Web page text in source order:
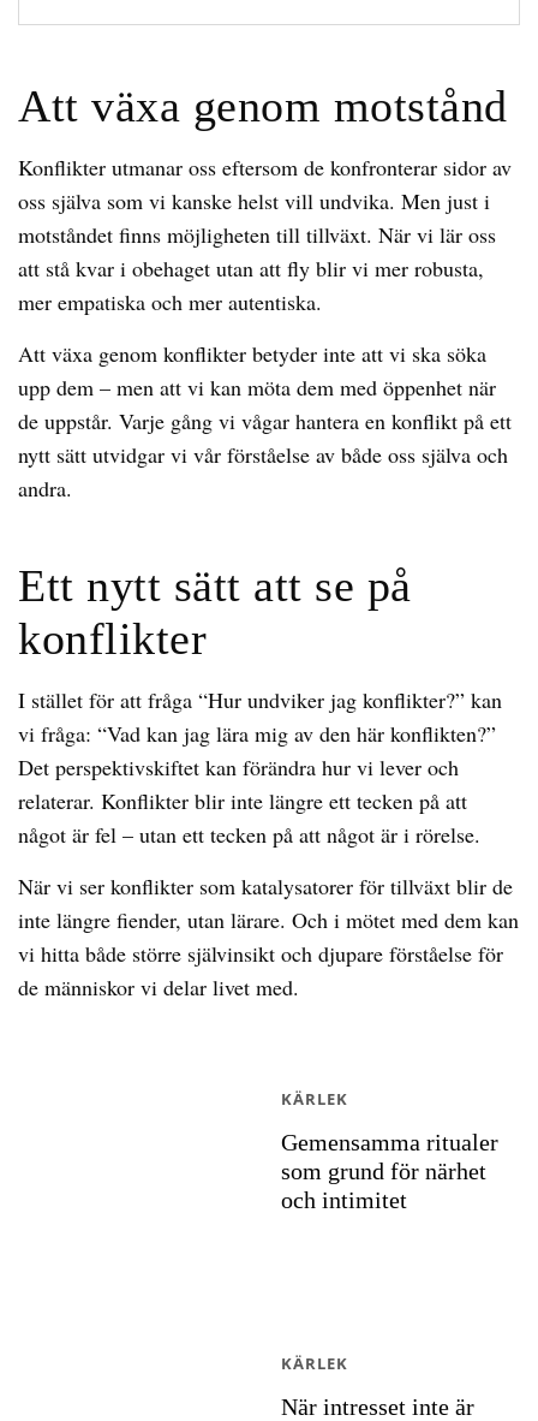
Att växa genom motstånd
Konflikter utmanar oss eftersom de konfronterar sidor av
oss själva som vi kanske helst vill undvika. Men just i
motståndet finns möjligheten till tillväxt. När vi lär oss
att stå kvar i obehaget utan att fly blir vi mer robusta,
mer empatiska och mer autentiska.
Att växa genom konflikter betyder inte att vi ska söka
upp dem – men att vi kan möta dem med öppenhet när
de uppstår. Varje gång vi vågar hantera en konflikt på ett
nytt sätt utvidgar vi vår förståelse av både oss själva och
andra.
Ett nytt sätt att se på
konflikter
I stället för att fråga “Hur undviker jag konflikter?” kan
vi fråga: “Vad kan jag lära mig av den här konflikten?”
Det perspektivskiftet kan förändra hur vi lever och
relaterar. Konflikter blir inte längre ett tecken på att
något är fel – utan ett tecken på att något är i rörelse.
När vi ser konflikter som katalysatorer för tillväxt blir de
inte längre fiender, utan lärare. Och i mötet med dem kan
vi hitta både större självinsikt och djupare förståelse för
de människor vi delar livet med.
Gemensamma ritualer
som grund för närhet
och intimitet
KÄRLEK
När intresset inte är
KÄRLEK